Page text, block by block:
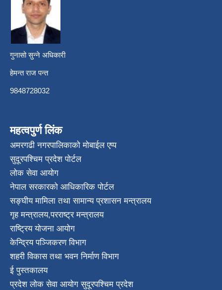
गुनासो सुन्ने अधिकारी
हेमन्त राज पन्त
9848728032
महत्वपुर्ण लिंक
अमरगढी नगरपालिकाको मोबाईल एप्प
सुदूरपश्चिम प्रदेश पोर्टल
लोक सेवा आयोग
नेपाल सरकारको आधिकारिक पोर्टल
सङ्घीय मामिला तथा सामान्य प्रशासन मन्त्रालय
गृह मन्त्रालय,परराष्ट्र मन्त्रालय
राष्ट्रिय योजना आयोग
केन्द्रिय पञ्जिकरण विभाग
शहरी विकास तथा भवन निर्माण विभाग
ई पुस्तकालय
प्रदेश लोक सेवा आयोग सुदूरपश्चिम प्रदेश